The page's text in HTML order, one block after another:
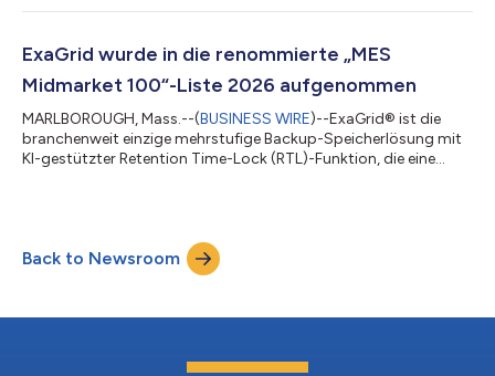
Ransomware-Angriffen bereitstellt, meldete heute ein
zweiten Quartal, das am 30. Juni 2026 endete, wurde ein
Vorjahresquar...
ExaGrid wurde in die renommierte „MES
Midmarket 100“-Liste 2026 aufgenommen
MARLBOROUGH, Mass.--(BUSINESS WIRE)--ExaGrid® ist die
branchenweit einzige mehrstufige Backup-Speicherlösung mit
KI-gestützter Retention Time-Lock (RTL)-Funktion, die eine
Wiederherstellung nach Ransomware-Angriffen umfasst. Das
Unternehmen gab heute bekannt, dass MES Computing, eine
Marke von The Channel Company, ExaGrid in die MES Mi...
Back to Newsroom